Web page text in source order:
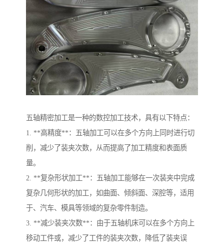
五轴精密加工是一种的数控加工技术，具有以下特点：
1. **高精度**：五轴加工可以在多个方向上同时进行切
削，减少了装夹次数，从而提高了加工精度和表面质
量。
2. **复杂形状加工**：五轴加工能够在一次装夹中完成
复杂几何形状的加工，如曲面、倾斜面、深腔等，适用
于、汽车、模具等领域的复杂零件制造。
3. **减少装夹次数**：由于五轴机床可以在多个方向上
移动工件或，减少了工件的装夹次数，降低了装夹误